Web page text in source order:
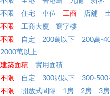
不限 住宅 車位 工商 店舖
不限
工商大廈
寫字樓
不限 自定 200萬以下 200萬-
2000萬以上
建築面積
實用面積
不限
自定 300呎以下 300-500
不限 開放式間隔 1房 2房 3房